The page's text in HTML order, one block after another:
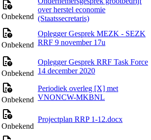
Onbekend
over herstel economie
(Staatssecretaris)
Onbekend
Oplegger Gesprek MEZK - SEZK
RRF 9 november 17u
Onbekend
Oplegger Gesprek RRF Task Force
14 december 2020
Onbekend
Periodiek overleg [X] met
VNONCW-MKBNL
Onbekend
Projectplan RRP 1-12.docx